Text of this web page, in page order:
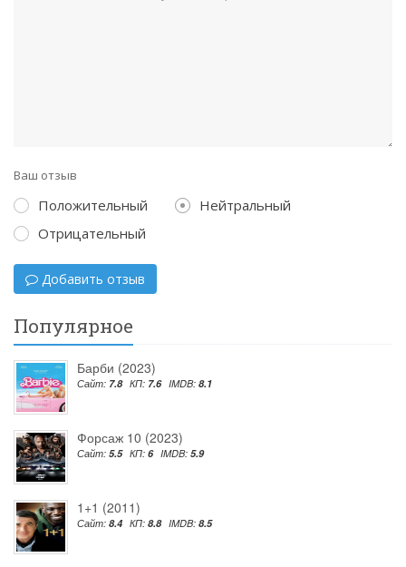
Ваш отзыв
Положительный
Нейтральный
Отрицательный
Добавить отзыв
Популярное
Барби (2023)
Сайт: 7.8 КП: 7.6 IMDB: 8.1
Форсаж 10 (2023)
Сайт: 5.5 КП: 6 IMDB: 5.9
1+1 (2011)
Сайт: 8.4 КП: 8.8 IMDB: 8.5